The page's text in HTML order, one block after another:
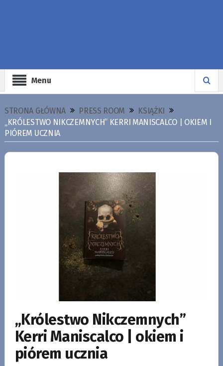
Menu
STRONA GŁÓWNA PRESS ROOM
KSIĄŻKI
„KRÓLESTWO NIKCZEMNYCH” KERRI MANISCALCO | OKIEM I
PIÓREM UCZNIA
„Królestwo Nikczemnych”
Kerri Maniscalco | okiem i
piórem ucznia